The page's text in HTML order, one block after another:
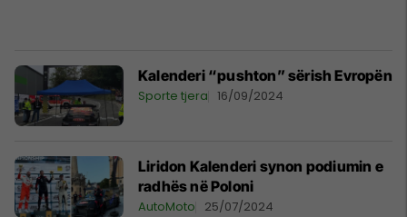
Kalenderi “pushton” sërish Evropën
Sporte tjera 16/09/2024
Liridon Kalenderi synon podiumin e
radhës në Poloni
AutoMoto 25/07/2024